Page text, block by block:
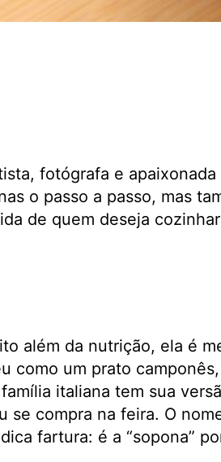
fotógrafa e
o passo a passo, mas
de quem deseja
além da nutrição, ela é
como um prato
italiana tem sua
se compra na feira. O
fartura: é a “sopona”